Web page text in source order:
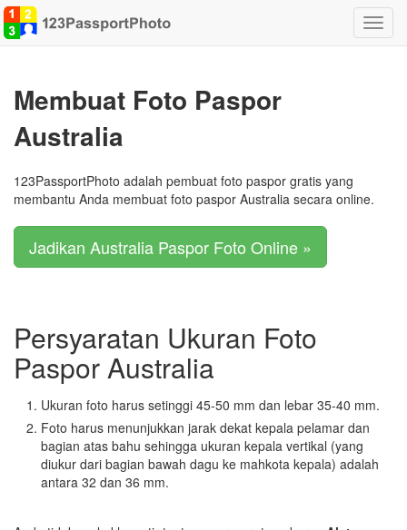
Membuat Foto Paspor
Australia
123PassportPhoto adalah pembuat foto paspor gratis yang
membantu Anda membuat foto paspor Australia secara online.
Jadikan Australia Paspor Foto Online »
Persyaratan Ukuran Foto
Paspor Australia
Ukuran foto harus setinggi 45-50 mm dan lebar 35-40 mm.
Foto harus menunjukkan jarak dekat kepala pelamar dan
bagian atas bahu sehingga ukuran kepala vertikal (yang
diukur dari bagian bawah dagu ke mahkota kepala) adalah
antara 32 dan 36 mm.